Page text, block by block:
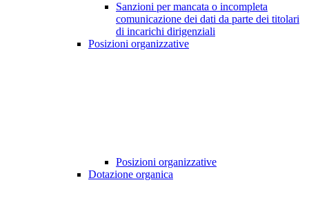
Sanzioni per mancata o incompleta
comunicazione dei dati da parte dei titolari
di incarichi dirigenziali
Posizioni organizzative
Posizioni organizzative
Dotazione organica